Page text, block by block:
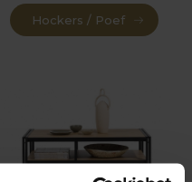
Hockers / Poef